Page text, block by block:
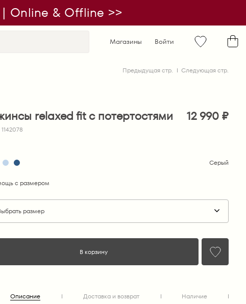
Online & Offline >>
Магазины Войти
Предыдущая стр. Следующая стр.
relaxed fit с потертостями 12 990 ₽
Серый
с размером
размер
В корзину
Описание Доставка и возврат Наличие